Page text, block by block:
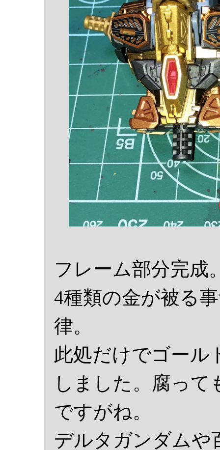
フレーム部分完成
4種類の金が被る
律。
此処だけでゴール
しました。腐っ
ですがね。
デルタガンダムや